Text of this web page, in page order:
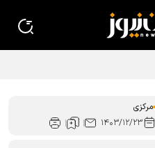
مرکزی
۱۴۰۳/۱۲/۲۳